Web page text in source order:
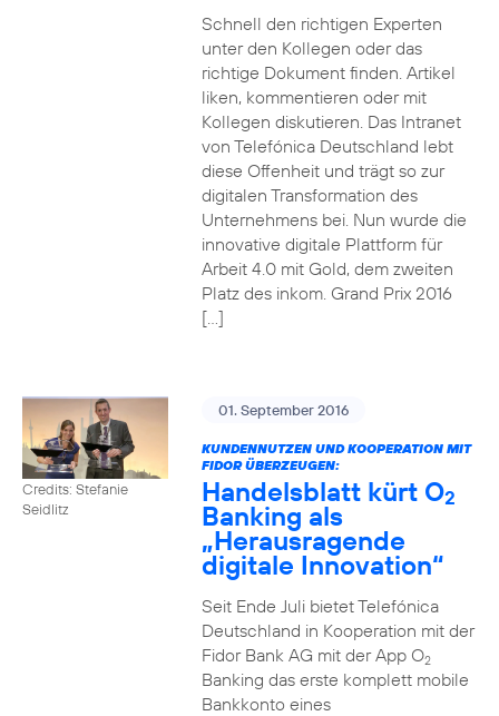
Schnell den richtigen Experten
unter den Kollegen oder das
richtige Dokument finden. Artikel
liken, kommentieren oder mit
Kollegen diskutieren. Das Intranet
von Telefónica Deutschland lebt
diese Offenheit und trägt so zur
digitalen Transformation des
Unternehmens bei. Nun wurde die
innovative digitale Plattform für
Arbeit 4.0 mit Gold, dem zweiten
Platz des inkom. Grand Prix 2016
[…]
Credits: Stefanie
Seidlitz
01. September 2016
KUNDENNUTZEN UND KOOPERATION MIT
FIDOR ÜBERZEUGEN:
Handelsblatt kürt O2
Banking als
„Herausragende
digitale Innovation“
Seit Ende Juli bietet Telefónica
Deutschland in Kooperation mit der
Fidor Bank AG mit der App O2
Banking das erste komplett mobile
Bankkonto eines